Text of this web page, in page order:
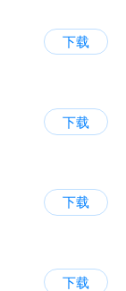
下载
下载
下载
下载